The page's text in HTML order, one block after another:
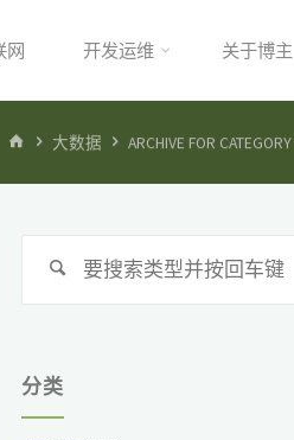
网 开发运维 关于博主
首 大数据 ARCHIVE FOR
搜
分类